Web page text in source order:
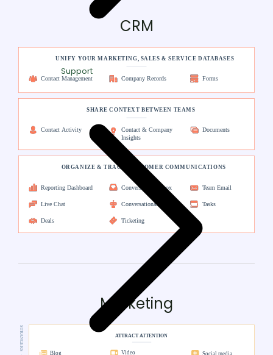
Support
CRM
Marketing